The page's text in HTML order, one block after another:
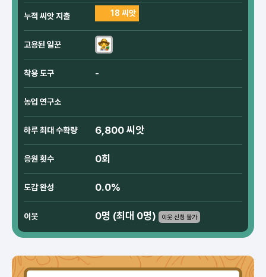
누적 씨앗 지출 18 씨앗
고용된 일꾼
착용 도구 -
농업 연구소
하루 최대 수확량 6,800 씨앗
응원 횟수 0회
도감 완성 0.0%
이웃 0명 (최대 0명) 이웃 신청 불가